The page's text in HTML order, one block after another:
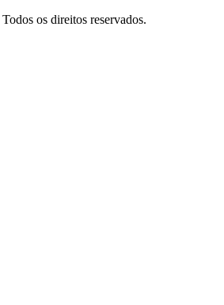
os direitos reservados.